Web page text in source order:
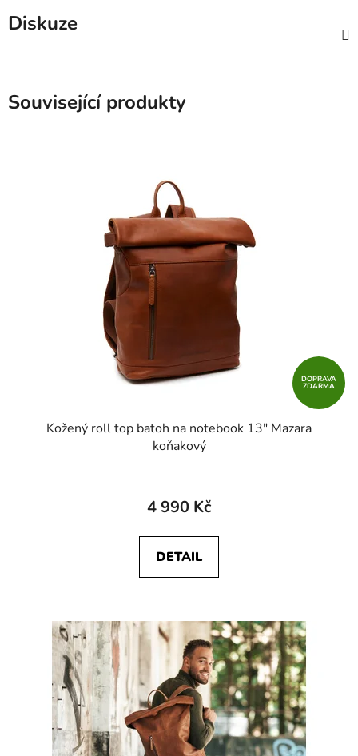
Diskuze
Související produkty
DOPRAVA
ZDARMA
Kožený roll top batoh na notebook 13" Mazara
koňakový
4 990 Kč
DETAIL